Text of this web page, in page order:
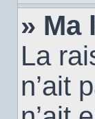
» Ma
La
n’ait